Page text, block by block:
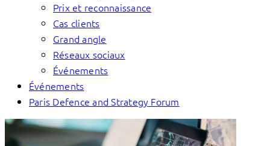
Prix et reconnaissance
Cas clients
Grand angle
Réseaux sociaux
Événements
Événements
Paris Defence and Strategy Forum